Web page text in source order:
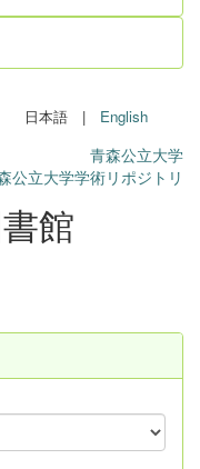
日本語 | English
青森公立大学
公立大学学術リポジトリ
館